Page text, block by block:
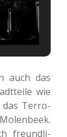
auch das
wie
das Ter­ro­
freund­li­